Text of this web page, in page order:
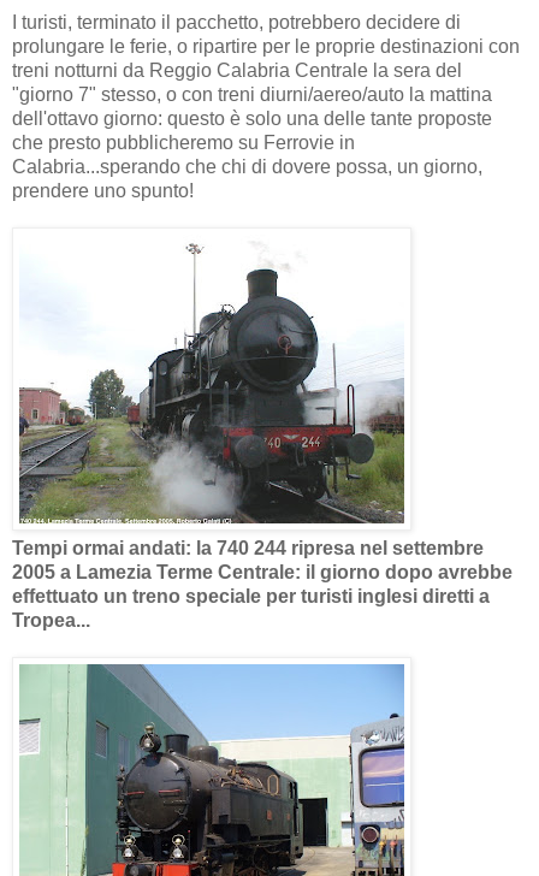
I turisti, terminato il pacchetto, potrebbero decidere di
prolungare le ferie, o ripartire per le proprie destinazioni con
treni notturni da Reggio Calabria Centrale la sera del
"giorno 7" stesso, o con treni diurni/aereo/auto la mattina
dell'ottavo giorno: questo è solo una delle tante proposte
che presto pubblicheremo su Ferrovie in
Calabria...sperando che chi di dovere possa, un giorno,
prendere uno spunto!
Tempi ormai andati: la 740 244 ripresa nel settembre
2005 a Lamezia Terme Centrale: il giorno dopo avrebbe
effettuato un treno speciale per turisti inglesi diretti a
Tropea...